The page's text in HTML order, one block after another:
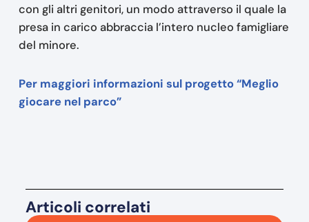
con gli altri genitori, un modo attraverso il quale la
presa in carico abbraccia l’intero nucleo famigliare
del minore.
Per maggiori informazioni sul progetto “Meglio
giocare nel parco”
Articoli correlati